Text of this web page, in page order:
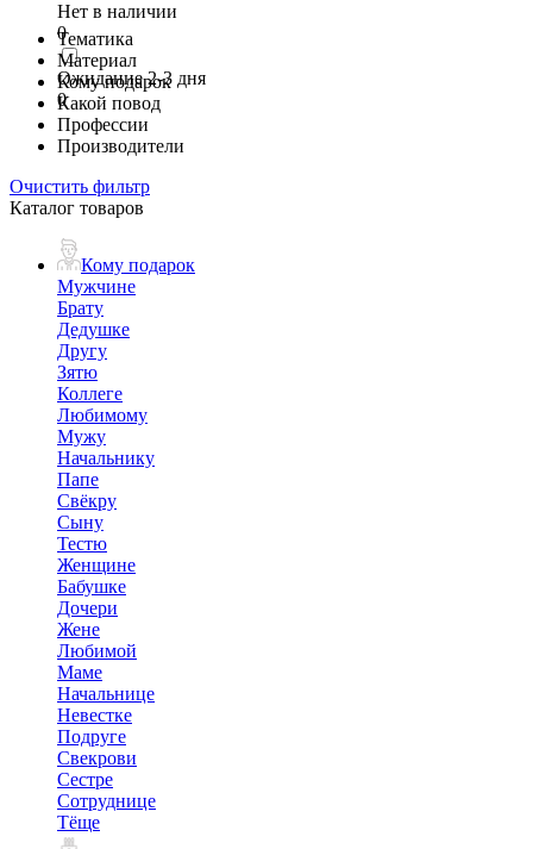
Нет в наличии
0
Ожидание 2-3 дня
0
Тематика
Материал
Кому подарок
Какой повод
Профессии
Производители
Очистить фильтр
Каталог товаров
Кому подарок
Мужчине
Брату
Дедушке
Другу
Зятю
Коллеге
Любимому
Мужу
Начальнику
Папе
Свёкру
Сыну
Тестю
Женщине
Бабушке
Дочери
Жене
Любимой
Маме
Начальнице
Невестке
Подруге
Свекрови
Сестре
Сотруднице
Тёще